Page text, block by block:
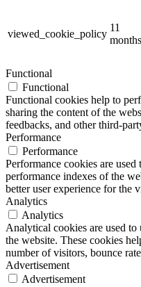
viewed_cookie_policy
11
months
Functional
Functional
Functional cookies help to
sharing the content of the
feedbacks, and other third-
Performance
Performance
Performance cookies are
performance indexes of the
better user experience for the
Analytics
Analytics
Analytical cookies are used
the website. These cookies
number of visitors, bounce
Advertisement
Advertisement